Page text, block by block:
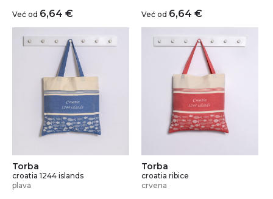
Već od 6,64 € Već od 6,64 €
Torba
croatia 1244 islands
plava
Torba
croatia ribice
crvena